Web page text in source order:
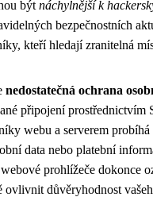
být náchylnější k
bezpečnostních
kteří hledají zranitelná
nedostatečná ochrana
připojení prostřednictvím
webu a serverem
data nebo platební
prohlížeče dokonce
ovlivnit důvěryhodnost